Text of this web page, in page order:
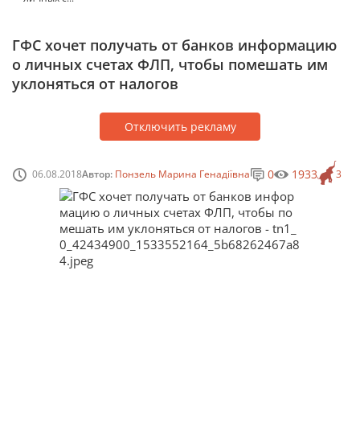
ГФС хочет получать от банков информацию
о личных счетах ФЛП, чтобы помешать им
уклоняться от налогов
Отключить рекламу
06.08.2018Автор: Понзель Марина Генадіївна 3
0 1933